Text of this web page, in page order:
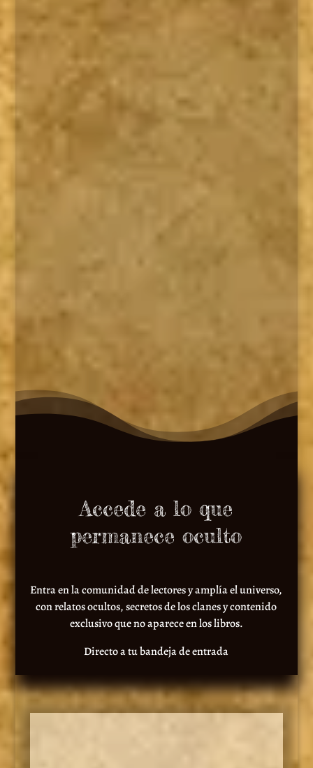
Tras los terribles acontecimientos y
Equipo asienta su nueva configuración...
Accede a lo que
permanece oculto
Entra en la comunidad de lectores y amplía el universo,
con relatos ocultos, secretos de los clanes y contenido
exclusivo que no aparece en los libros.
Directo a tu bandeja de entrada